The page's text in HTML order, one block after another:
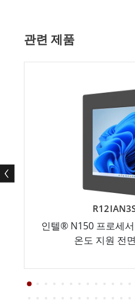
관련 제품
인텔® N150 프로세
온도 지원 전